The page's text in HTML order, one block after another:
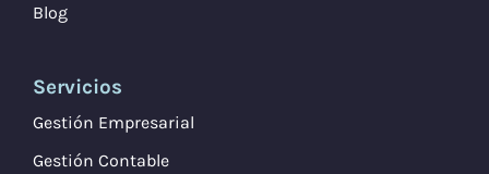
Blog
Servicios
Gestión Empresarial
Gestión Contable